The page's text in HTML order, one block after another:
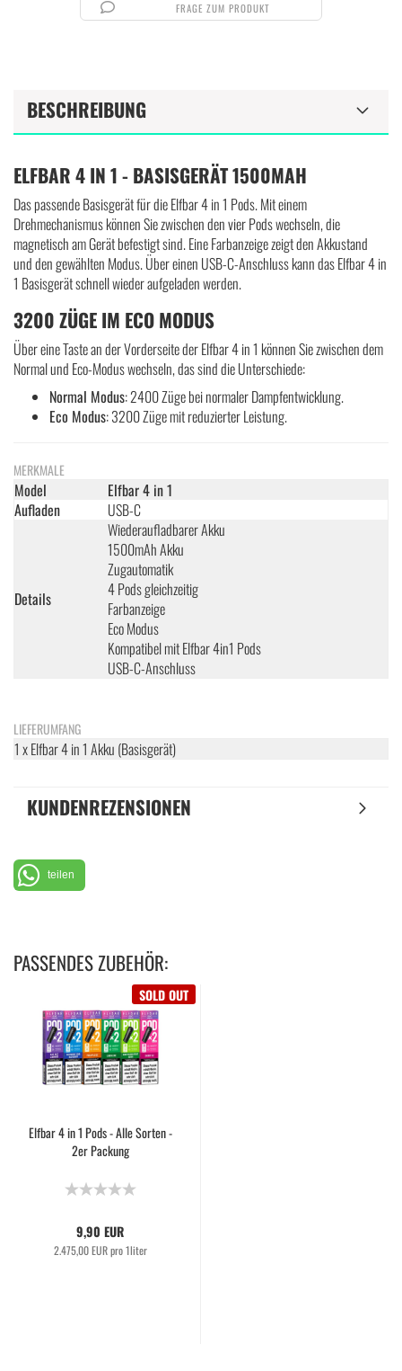
FRAGE ZUM PRODUKT
BESCHREIBUNG
ELFBAR 4 IN 1 - BASISGERÄT 1500MAH
Das passende Basisgerät für die Elfbar 4 in 1 Pods. Mit einem
Drehmechanismus können Sie zwischen den vier Pods wechseln, die
magnetisch am Gerät befestigt sind. Eine Farbanzeige zeigt den Akkustand
und den gewählten Modus. Über einen USB-C-Anschluss kann das Elfbar 4 in
1 Basisgerät schnell wieder aufgeladen werden.
3200 ZÜGE IM ECO MODUS
Über eine Taste an der Vorderseite der Elfbar 4 in 1 können Sie zwischen dem
Normal und Eco-Modus wechseln, das sind die Unterschiede:
Normal Modus: 2400 Züge bei normaler Dampfentwicklung.
Eco Modus: 3200 Züge mit reduzierter Leistung.
MERKMALE
Model
Elfbar 4 in 1
Aufladen
USB-C
Details
Wiederaufladbarer Akku
1500mAh Akku
Zugautomatik
4 Pods gleichzeitig
Farbanzeige
Eco Modus
Kompatibel mit Elfbar 4in1 Pods
USB-C-Anschluss
LIEFERUMFANG
1 x Elfbar 4 in 1 Akku (Basisgerät)
KUNDENREZENSIONEN
teilen
PASSENDES ZUBEHÖR:
SOLD OUT
Elfbar 4 in 1 Pods - Alle Sorten -
2er Packung
9,90 EUR
2.475,00 EUR pro 1liter